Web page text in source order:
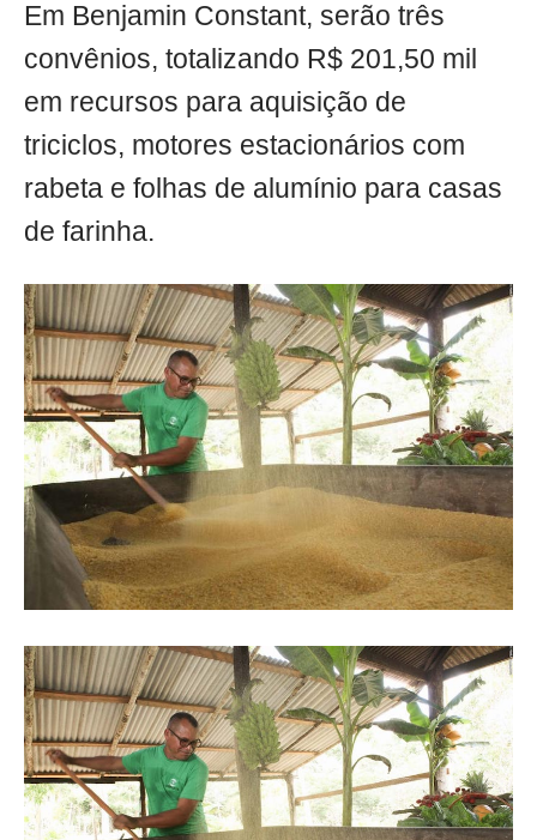
Em Benjamin Constant, serão três
convênios, totalizando R$ 201,50 mil
em recursos para aquisição de
triciclos, motores estacionários com
rabeta e folhas de alumínio para casas
de farinha.